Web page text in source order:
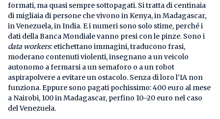
formati, ma quasi sempre sottopagati. Si tratta di centinaia
di migliaia di persone che vivono in Kenya, in Madagascar,
in Venezuela, in India. E i numeri sono solo stime, perché i
dati della Banca Mondiale vanno presi con le pinze. Sono i
data workers: etichettano immagini, traducono frasi,
moderano contenuti violenti, insegnano a un veicolo
autonomo a fermarsi a un semaforo o a un robot
aspirapolvere a evitare un ostacolo. Senza di loro l’IA non
funziona. Eppure sono pagati pochissimo: 400 euro al mese
a Nairobi, 100 in Madagascar, perfino 10–20 euro nel caso
del Venezuela.